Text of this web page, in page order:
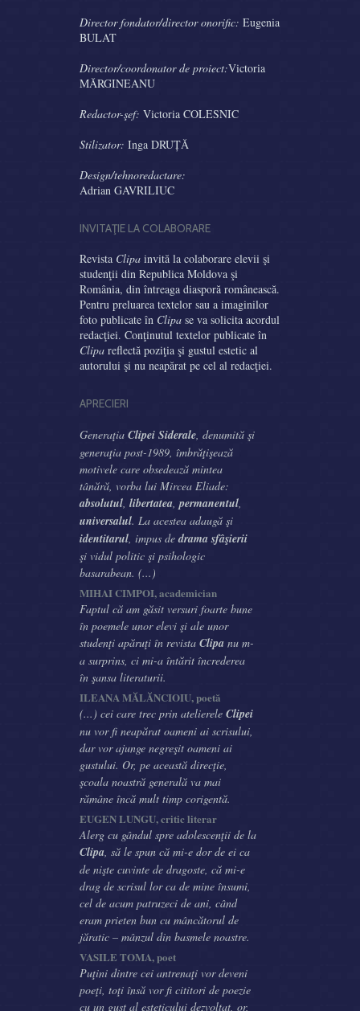
Director fondator/director onorific: Eugenia
BULAT
Director/coordonator de proiect:Victoria
MĂRGINEANU
Redactor-şef: Victoria COLESNIC
Stilizator: Inga DRUȚĂ
Design/tehnoredactare:
Adrian GAVRILIUC
INVITAŢIE LA COLABORARE
Revista Clipa invită la colaborare elevii şi
studenţii din Republica Moldova şi
România, din întreaga diasporă românească.
Pentru preluarea textelor sau a imaginilor
foto publicate în Clipa se va solicita acordul
redacţiei. Conţinutul textelor publicate în
Clipa reflectă poziţia şi gustul estetic al
autorului şi nu neapărat pe cel al redacţiei.
APRECIERI
Generaţia Clipei Siderale, denumită şi
generaţia post-1989, îmbrăţişează
motivele care obsedează mintea
tânără, vorba lui Mircea Eliade:
absolutul, libertatea,permanentul,
universalul. La acestea adaugă şi
identitarul, impus dedrama sfâşierii
şi vidul politic şi psihologic
basarabean. (...)
MIHAI CIMPOI, academician
Faptul că am găsit versuri foarte bune
în poemele unor elevi şi ale unor
studenţi apăruţi în revista Clipa nu m-
a surprins, ci mi-a întărit încrederea
în şansa literaturii.
ILEANA MĂLĂNCIOIU, poetă
(...) cei care trec prin atelierele Clipei
nu vor fi neapărat oameni ai scrisului,
dar vor ajunge negreşit oameni ai
gustului. Or, pe această direcţie,
şcoala noastră generală va mai
rămâne încă mult timp corigentă.
EUGEN LUNGU, critic literar
Alerg cu gândul spre adolescenţii de la
Clipa, să le spun că mi-e dor de ei ca
de nişte cuvinte de dragoste, că mi-e
drag de scrisul lor ca de mine însumi,
cel de acum patruzeci de ani, când
eram prieten bun cu mâncătorul de
jăratic – mânzul din basmele noastre.
VASILE TOMA, poet
Puţini dintre cei antrenaţi vor deveni
poeţi, toţi însă vor fi cititori de poezie
cu un gust al esteticului dezvoltat, or,